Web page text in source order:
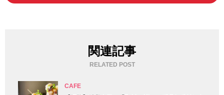
関連記事
RELATED POST
CAFE